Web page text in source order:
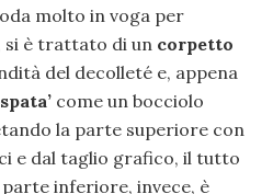
molto in voga per
si è trattato di un corpetto
del decolleté e, appena
come un bocciolo
la parte superiore con
e dal taglio grafico, il tutto
inferiore, invece, è